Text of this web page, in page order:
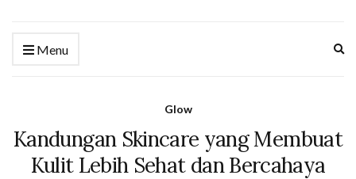
Menu
Glow
Kandungan Skincare yang Membuat
Kulit Lebih Sehat dan Bercahaya